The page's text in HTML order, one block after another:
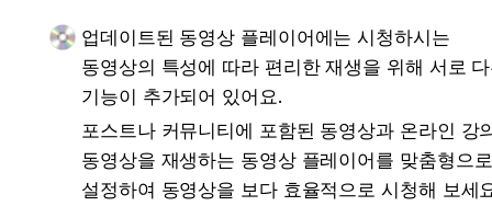
업데이트된 동영상 플레이어에는 시청하시는
동영상의 특성에 따라 편리한 재생을 위해 서로
기능이 추가되어 있어요.
포스트나 커뮤니티에 포함된 동영상과 온라인 강
동영상을 재생하는 동영상 플레이어를 맞춤형으로
설정하여 동영상을 보다 효율적으로 시청해 보세